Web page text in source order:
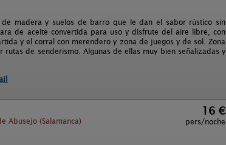
madera y suelos de barro que le dan el sabor rústico sin
de aceite convertida para uso y disfrute del aire libre, con
y el corral con merendero y zona de juegos y de sol. Zona
de senderismo. Algunas de ellas muy bien señalizadas y
Abusejo (Salamanca)
16 €
pers/noche